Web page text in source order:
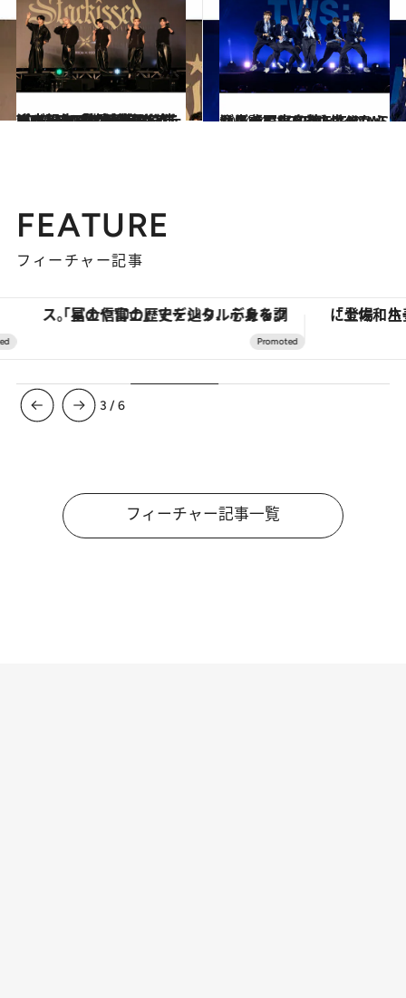
2025.10.23
【ドームツアー追加公演決定】TOMORROW X TOGETHERが直接サプライズ報告「期待してください！ MOAちゃん！」MOAへの愛情が示されたショーケースの様子をレポ
カルチャー 2024.3.5
注目のK-POP第5世代TWSが先輩のSEVENTEENからおごってもらったものは？【写真多数】
カルチャー
FEATURE
フィーチャー記事
「星のや富士」でデジタルデトックス。冨士信仰の歴史を辿り、心身を調える。
3 /6
フィーチャー記事一覧